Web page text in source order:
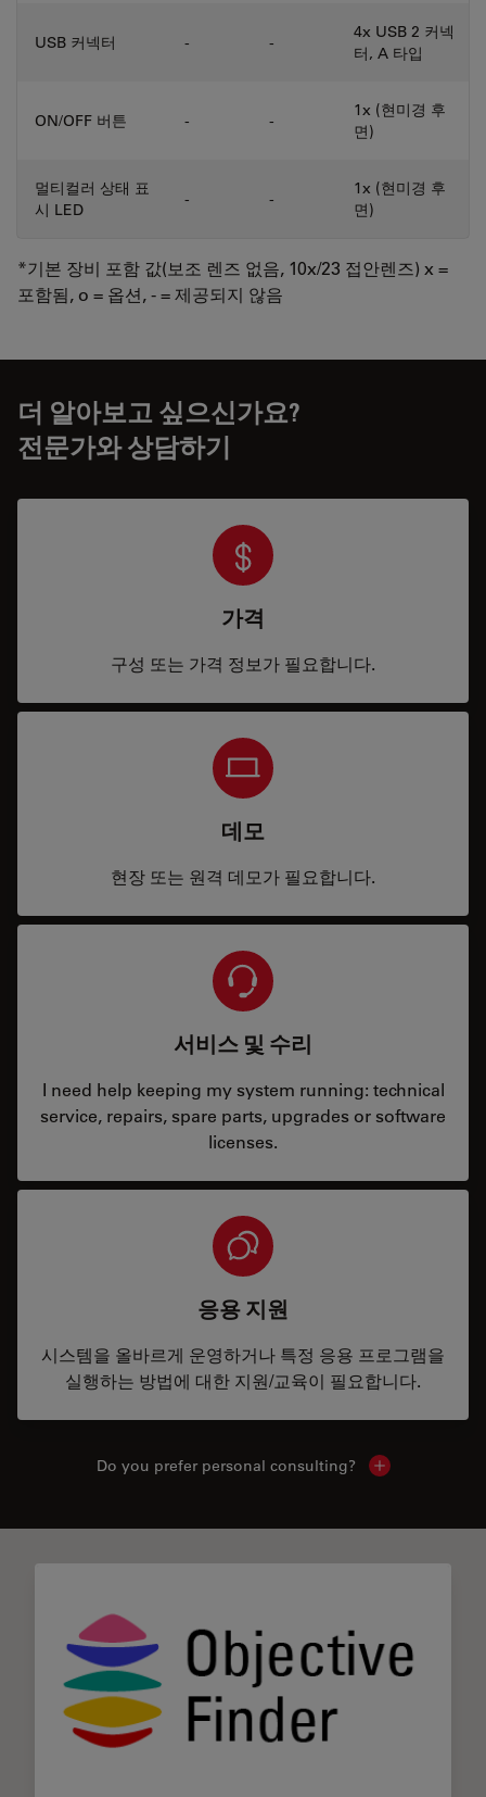
USB 커넥터 - -
4x USB 2 커넥
터, A 타입
ON/OFF 버튼 - -
1x (현미경 후
면)
멀티컬러 상태 표
시 LED
- -
1x (현미경 후
면)
*기본 장비 포함 값(보조 렌즈 없음, 10x/23 접안렌즈) x =
포함됨, o = 옵션, - = 제공되지 않음
더 알아보고 싶으신가요?
전문가와 상담하기
가격
구성 또는 가격 정보가 필요합니다.
데모
현장 또는 원격 데모가 필요합니다.
서비스 및 수리
I need help keeping my system running: technical
service, repairs, spare parts, upgrades or software
licenses.
응용 지원
시스템을 올바르게 운영하거나 특정 응용 프로그램을
실행하는 방법에 대한 지원/교육이 필요합니다.
Do you prefer personal consulting? Show local